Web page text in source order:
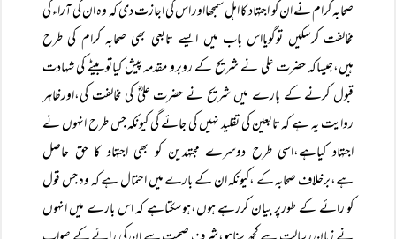
صحابہ کرام نے ان کو اجتہاد کا اہل سمجھااور اس کی اجازت دی کہ وہ ان کی آراء کی
مخالفت کرسکیں توگویااس باب میں ایسے تابعی بھی صحابہ کرام کی طرح
ہیں،جیساکہ حضرت علی نے شریح کے روبرو مقدمہ پیش کیاتوبیٹے کی شہادت
قبول کرنے کے بارے میں شریح نے حضرت علیؓ کی مخالفت کی،اورظاہر
روایت یہ ہے کہ تابعین کی تقلید نہیں کی جائے گی کیونکہ جس طرح انہوں نے
اجتہاد کیاہے،اسی طرح دوسرے مجتہدین کو بھی اجتہاد کا حق حاصل
ہے،برخلاف صحابہ کے ،کیونکہ ان کے بارے میں احتمال ہے کہ وہ جس قول
کو رائے کے طورپر بیان کررہے ہوں،ہوسکتاہے کہ اس بارے میں انہوں